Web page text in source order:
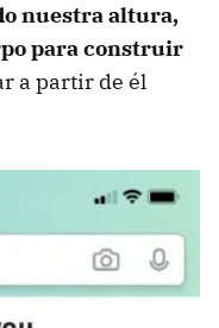
nuestra altura,
para construir
a partir de él